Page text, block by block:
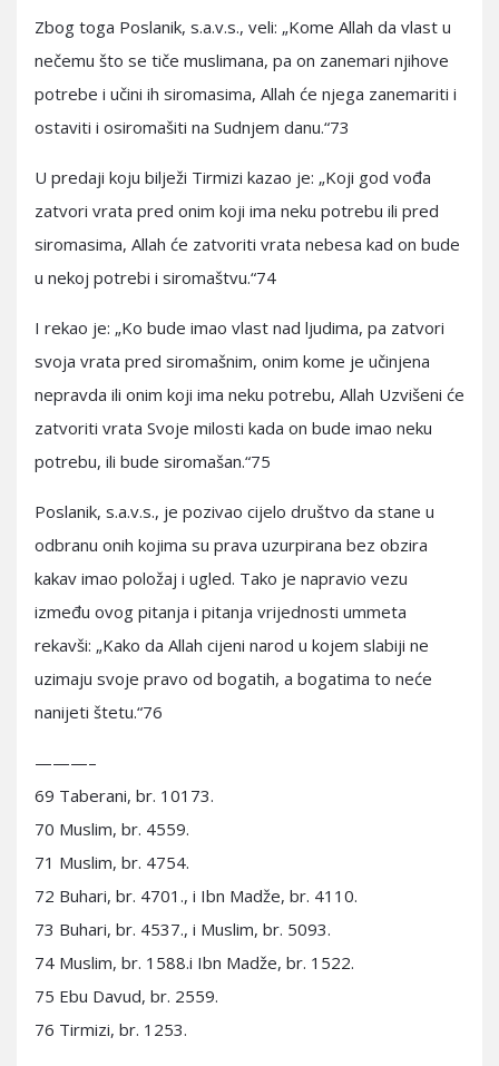
Zbog toga Poslanik, s.a.v.s., veli: „Kome Allah da vlast u
nečemu što se tiče muslimana, pa on zanemari njihove
potrebe i učini ih siromasima, Allah će njega zanemariti i
ostaviti i osiromašiti na Sudnjem danu.“73
U predaji koju bilježi Tirmizi kazao je: „Koji god vođa
zatvori vrata pred onim koji ima neku potrebu ili pred
siromasima, Allah će zatvoriti vrata nebesa kad on bude
u nekoj potrebi i siromaštvu.“74
I rekao je: „Ko bude imao vlast nad ljudima, pa zatvori
svoja vrata pred siromašnim, onim kome je učinjena
nepravda ili onim koji ima neku potrebu, Allah Uzvišeni će
zatvoriti vrata Svoje milosti kada on bude imao neku
potrebu, ili bude siromašan.“75
Poslanik, s.a.v.s., je pozivao cijelo društvo da stane u
odbranu onih kojima su prava uzurpirana bez obzira
kakav imao položaj i ugled. Tako je napravio vezu
između ovog pitanja i pitanja vrijednosti ummeta
rekavši: „Kako da Allah cijeni narod u kojem slabiji ne
uzimaju svoje pravo od bogatih, a bogatima to neće
nanijeti štetu.“76
———–
69 Taberani, br. 10173.
70 Muslim, br. 4559.
71 Muslim, br. 4754.
72 Buhari, br. 4701., i Ibn Madže, br. 4110.
73 Buhari, br. 4537., i Muslim, br. 5093.
74 Muslim, br. 1588.i Ibn Madže, br. 1522.
75 Ebu Davud, br. 2559.
76 Tirmizi, br. 1253.